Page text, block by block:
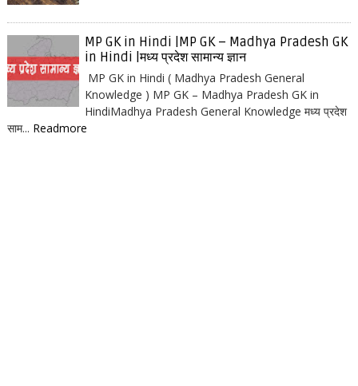
MP GK in Hindi |MP GK – Madhya Pradesh GK
in Hindi |मध्य प्रदेश सामान्य ज्ञान
MP GK in Hindi ( Madhya Pradesh General
Knowledge ) MP GK – Madhya Pradesh GK in
HindiMadhya Pradesh General Knowledge मध्य प्रदेश
साम... Readmore